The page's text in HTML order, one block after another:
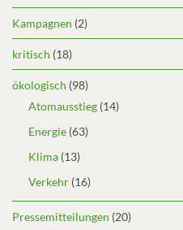
Kampagnen (2)
kritisch (18)
ökologisch (98)
Atomausstieg (14)
Energie (63)
Klima (13)
Verkehr (16)
Pressemitteilungen (20)